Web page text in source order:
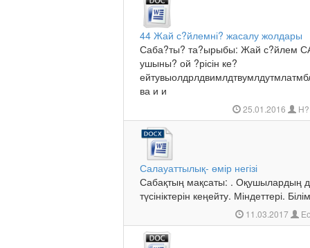
44 Жай с?йлемні? жасалу жолдары
Саба?ты? та?ырыбы: Жай с?йлем
ушыны? ой ?рісін ке?
ва и и
25.01.2016
Салауаттылық- өмір негізі
Сабақтың мақсаты: . Оқушылардың
түсініктерін кеңейту. Міндеттері.
11.03.2017